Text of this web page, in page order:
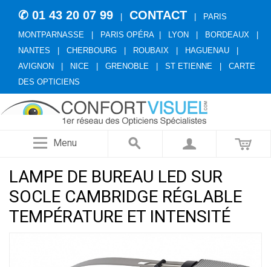
✆ 01 43 20 07 99 CONTACT
PARIS
MONTPARNASSE
PARIS OPÉRA LYON BORDEAUX
NANTES
CHERBOURG ROUBAIX HAGUENAU
AVIGNON
NICE GRENOBLE ST ETIENNE
CARTE
DES OPTICIENS
Menu
LAMPE DE BUREAU LED SUR
SOCLE CAMBRIDGE RÉGLABLE
TEMPÉRATURE ET INTENSITÉ